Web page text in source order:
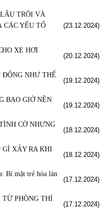
TRÔI VÀ
CÁC YẾU TỐ
(23.12.2024)
XE HƠI
(20.12.2024)
ĐỘNG NHƯ THẾ
(19.12.2024)
BAO GIỜ NÊN
(19.12.2024)
CỜ NHƯNG
(18.12.2024)
GÌ XẢY RA KHI
(18.12.2024)
Bí mật trẻ hóa làn
(17.12.2024)
TỪ PHÒNG THÍ
(17.12.2024)